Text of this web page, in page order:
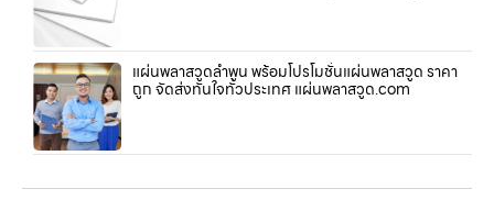
แผ่นพลาสวูดลำพูน พร้อมโปรโมชั่นแผ่นพลาสวูด ราคา
ถูก จัดส่งทันใจทั่วประเทศ แผ่นพลาสวูด.com